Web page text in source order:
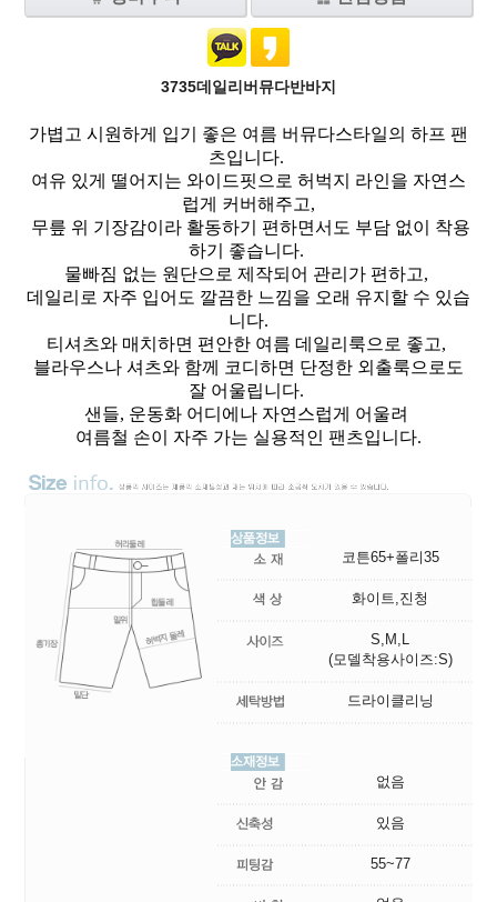
3735데일리버뮤다반바지
가볍고 시원하게 입기 좋은 여름 버뮤다스타일의 하프 팬
츠입니다.
여유 있게 떨어지는 와이드핏으로 허벅지 라인을 자연스
럽게 커버해주고,
무릎 위 기장감이라 활동하기 편하면서도 부담 없이 착용
하기 좋습니다.
물빠짐 없는 원단으로 제작되어 관리가 편하고,
데일리로 자주 입어도 깔끔한 느낌을 오래 유지할 수 있습
니다.
티셔츠와 매치하면 편안한 여름 데일리룩으로 좋고,
블라우스나 셔츠와 함께 코디하면 단정한 외출룩으로도
잘 어울립니다.
샌들, 운동화 어디에나 자연스럽게 어울려
여름철 손이 자주 가는 실용적인 팬츠입니다.
코튼65+폴리35
화이트,진청
S,M,L
(모델착용사이즈:S)
드라이클리닝
없음
있음
55~77